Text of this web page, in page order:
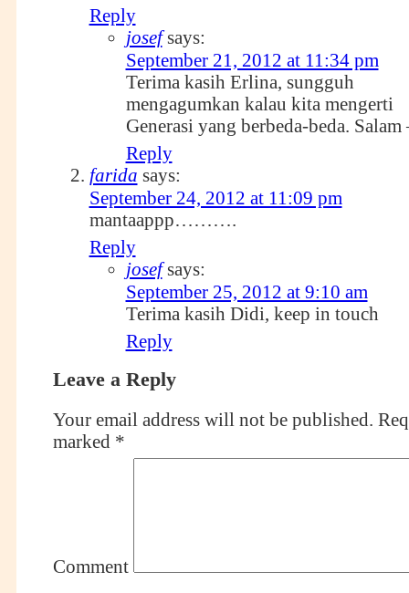
Reply
josef says:
September 21, 2012 at 11:34 pm
Terima kasih Erlina, sungguh
mengagumkan kalau kita mengerti
Generasi yang berbeda-beda. Salam
Reply
farida says:
September 24, 2012 at 11:09 pm
mantaappp……….
Reply
josef says:
September 25, 2012 at 9:10 am
Terima kasih Didi, keep in touch
Reply
Leave a Reply
Your email address will not be published.
marked *
Comment